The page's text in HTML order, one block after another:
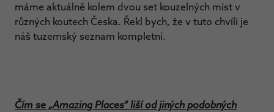
máme aktuálně kolem dvou set kouzelných míst v
různých koutech Česka. Řekl bych, že v tuto chvíli je
náš tuzemský seznam kompletní.
Čím se „Amazing Places“ liší od jiných podobných